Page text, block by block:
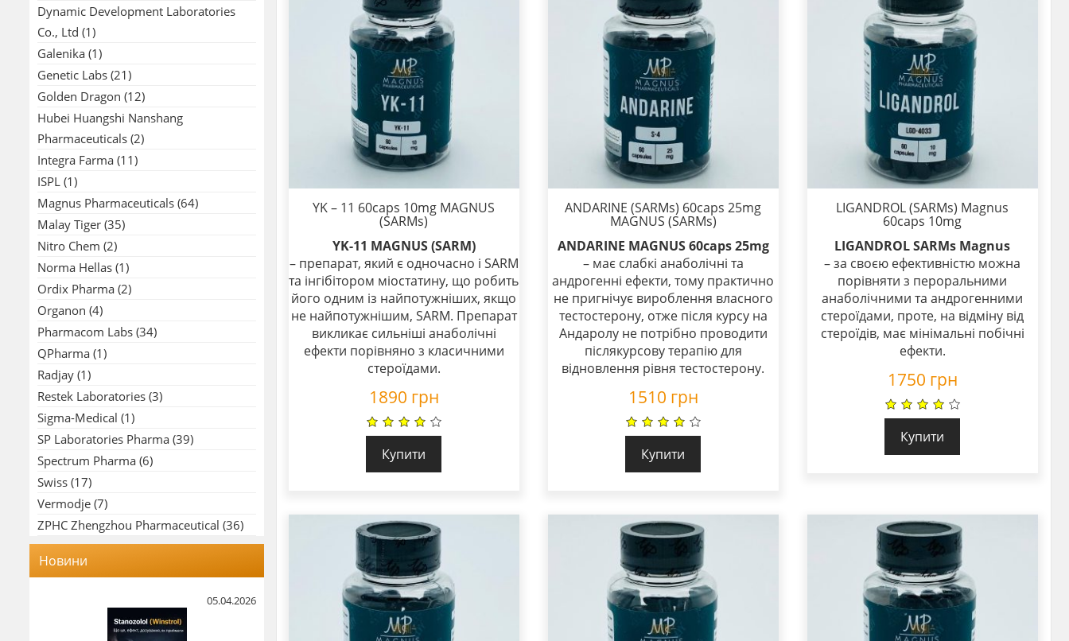
YK – 11 60caps 10mg MAGNUS
(SARMs)
YK-11 MAGNUS (SARM)
– препарат, який є одночасно і SARM
та інгібітором міостатину, що робить
його одним із найпотужніших, якщо
не найпотужнішим, SARM. Препарат
викликає сильніші анаболічні
ефекти порівняно з класичними
стероїдами.
1890 грн
Купити
ANDARINE (SARMs) 60caps 25mg
MAGNUS (SARMs)
ANDARINE MAGNUS 60caps 25mg
– має слабкі анаболічні та
андрогенні ефекти, тому практично
не пригнічує вироблення власного
тестостерону, отже після курсу на
Андаролу не потрібно проводити
післякурсову терапію для
відновлення рівня тестостерону.
1510 грн
Купити
LIGANDROL (SARMs) Magnus
60caps 10mg
LIGANDROL SARMs Magnus
– за своєю ефективністю можна
порівняти з пероральними
анаболічними та андрогенними
стероїдами, проте, на відміну від
стероїдів, має мінімальні побічні
ефекти.
1750 грн
Купити
Dynamic Development Laboratories
Co., Ltd (1)
Galenika (1)
Genetic Labs (21)
Golden Dragon (12)
Hubei Huangshi Nanshang
Pharmaceuticals (2)
Integra Farma (11)
ISPL (1)
Magnus Pharmaceuticals (64)
Malay Tiger (35)
Nitro Chem (2)
Norma Hellas (1)
Ordix Pharma (2)
Organon (4)
Pharmacom Labs (34)
QPharma (1)
Radjay (1)
Restek Laboratories (3)
Sigma-Medical (1)
SP Laboratories Pharma (39)
Spectrum Pharma (6)
Swiss (17)
Vermodje (7)
ZPHC Zhengzhou Pharmaceutical (36)
Новини
05.04.2026